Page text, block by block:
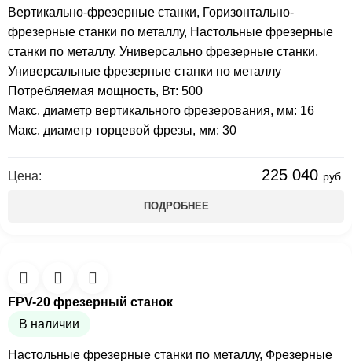
Вертикально-фрезерные станки, Горизонтально-
фрезерные станки по металлу, Настольные фрезерные
станки по металлу, Универсально фрезерные станки,
Универсальные фрезерные станки по металлу
Цена: 225 040 руб.
Потребляемая мощность, Вт: 500
Макс. диаметр вертикального фрезерования, мм: 16
Макс. диаметр торцевой фрезы, мм: 30
ПОДРОБНЕЕ
FPV-20 фрезерный станок
В наличии
Настольные фрезерные станки по металлу, Фрезерные